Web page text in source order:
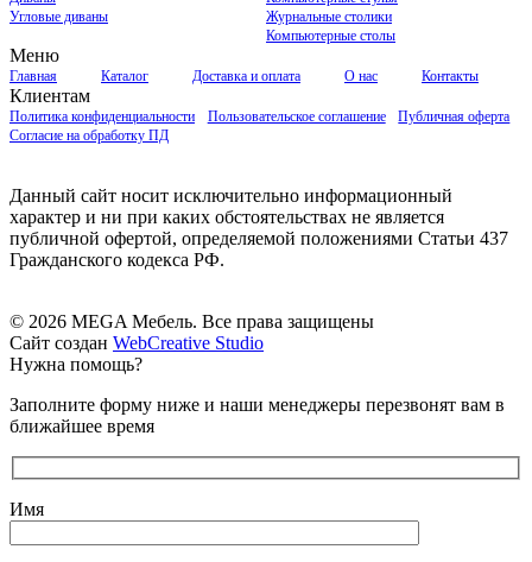
Угловые диваны
Журнальные столики
Компьютерные столы
Меню
Главная Каталог Доставка и оплата О нас Контакты
Клиентам
Политика конфиденциальности Пользовательское соглашение
Публичная оферта
Согласие на обработку ПД
Данный сайт носит исключительно информационный
характер и ни при каких обстоятельствах не является
публичной офертой, определяемой положениями Статьи 437
Гражданского кодекса РФ.
© 2026 MEGA Мебель. Все права защищены
Сайт создан WebCreative Studio
Нужна помощь?
Заполните форму ниже и наши менеджеры перезвонят вам в
ближайшее время
Имя